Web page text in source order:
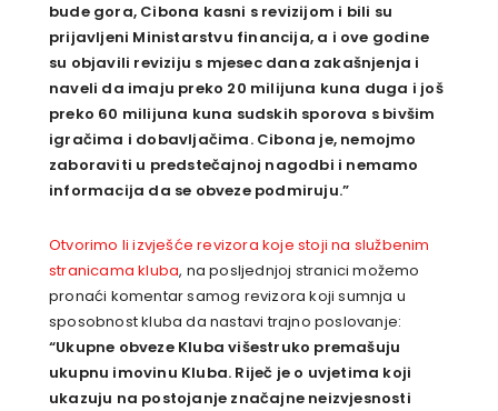
bude gora, Cibona kasni s revizijom i bili su
prijavljeni Ministarstvu financija, a i ove godine
su objavili reviziju s mjesec dana zakašnjenja i
naveli da imaju preko 20 milijuna kuna duga i još
preko 60 milijuna kuna sudskih sporova s bivšim
igračima i dobavljačima. Cibona je, nemojmo
zaboraviti u predstečajnoj nagodbi i nemamo
informacija da se obveze podmiruju.”
Otvorimo li izvješće revizora koje stoji na službenim
stranicama kluba, na posljednjoj stranici možemo
pronaći komentar samog revizora koji sumnja u
sposobnost kluba da nastavi trajno poslovanje:
“Ukupne obveze Kluba višestruko premašuju
ukupnu imovinu Kluba. Riječ je o uvjetima koji
ukazuju na postojanje značajne neizvjesnosti